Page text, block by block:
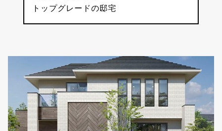
トップグレードの邸宅